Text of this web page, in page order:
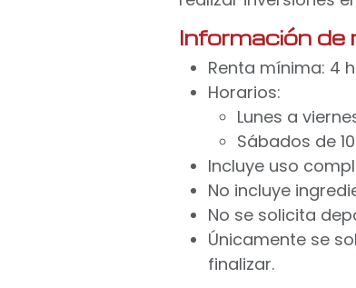
Información de
Renta mínima: 4
Horarios:
Lunes a
Sábados de
Incluye uso
No incluye
No se solicita
Únicamente se
finalizar.